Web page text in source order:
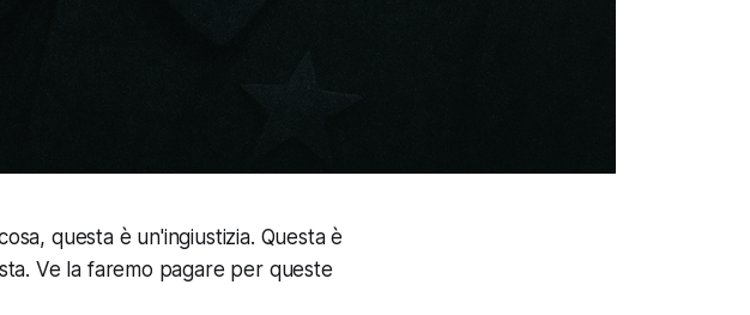
questa è un'ingiustizia. Questa è
Ve la faremo pagare per queste